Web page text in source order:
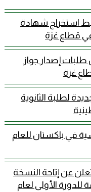
استخراج شهادة
في قطاع غزة
طلبات إصدار جواز
غزة
لطلبة الثانوية
في باكستان للعام
عن إتاحة النسخة
للدورة الأولى لعام